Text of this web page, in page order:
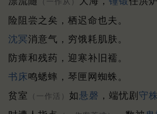
险阻尝之矣，栖迟命也夫。
沈冥消意气，穷饿耗肌肤。
防瘴和残药，迎寒补旧襦。
书床鸣蟋蟀，琴匣网蜘蛛。
贫室
（一作活） 如悬磬 ，端忧剧 守株